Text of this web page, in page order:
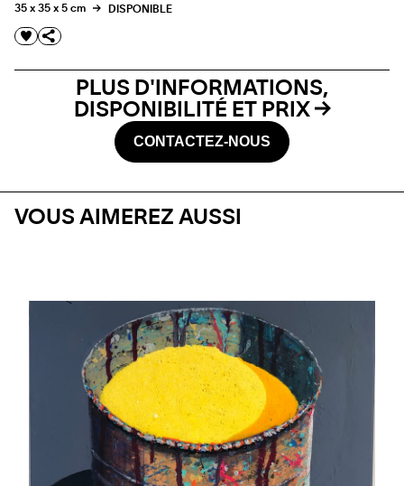
35 x 35 x 5 cm DISPONIBLE
PLUS D'INFORMATIONS,
DISPONIBILITÉ ET PRIX
CONTACTEZ-NOUS
VOUS AIMEREZ AUSSI